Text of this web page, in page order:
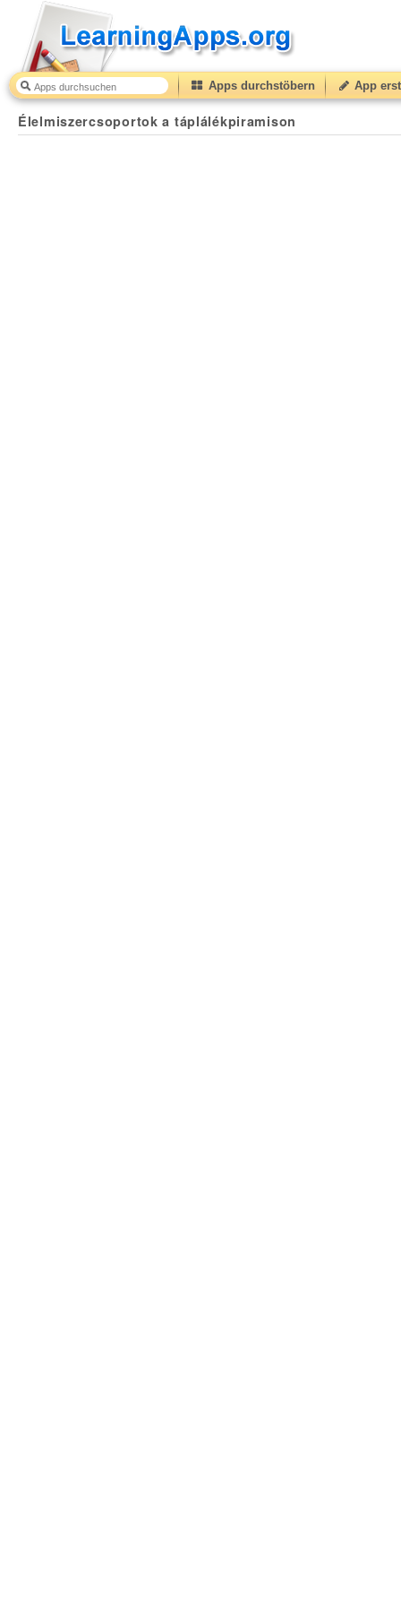
Apps durchstöbern App
Élelmiszercsoportok a táplálékpiramison